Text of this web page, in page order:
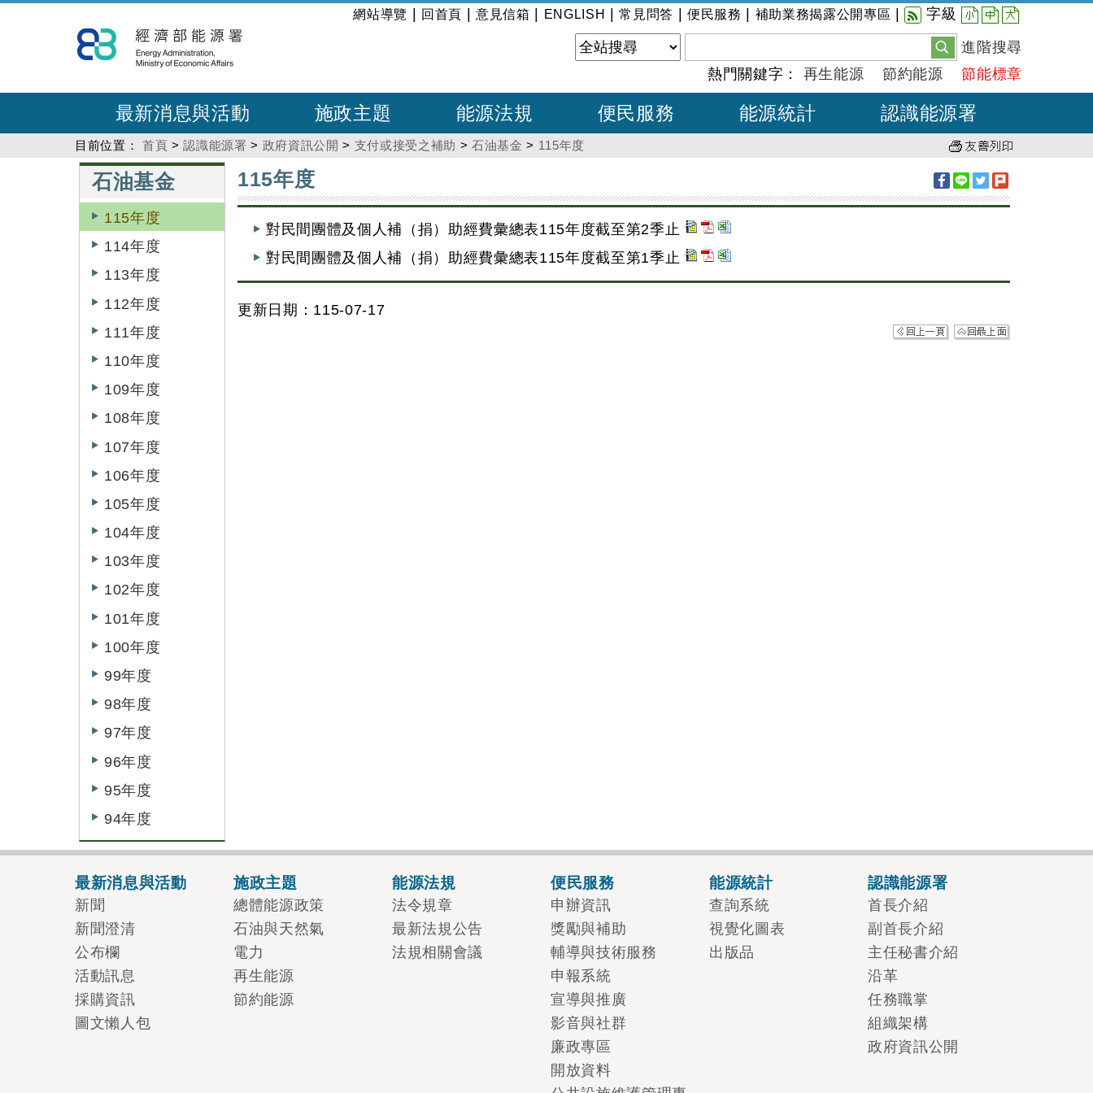
到
主
內
:::
網站導覽 回首頁 意見信箱 ENGLISH |常見問答 便民服務 補助業務揭露公開專區 字級 小 中 大
進階搜尋
熱門關鍵字： 再生能源 節約能源 節能標章
最新消息與活動 施政主題 能源法規 便民服務 能源統計 認識能源署
目前位置： 首頁 >認識能源署 > 政府資訊公開 > 支付或接受之補助 >石油基金 > 115年度
石油基金
115年度
114年度
113年度
112年度
111年度
110年度
109年度
108年度
107年度
106年度
105年度
104年度
103年度
102年度
101年度
100年度
99年度
98年度
97年度
96年度
95年度
94年度
115年度
對民間團體及個人補（捐）助經費彙總表115年度截至第2季止
對民間團體及個人補（捐）助經費彙總表115年度截至第1季止
更新日期：115-07-17
最新消息與活動
新聞
新聞澄清
公布欄
活動訊息
採購資訊
圖文懶人包
施政主題
總體能源政策
石油與天然氣
電力
再生能源
節約能源
能源法規
法令規章
最新法規公告
法規相關會議
便民服務
申辦資訊
獎勵與補助
輔導與技術服務
申報系統
宣導與推廣
影音與社群
廉政專區
開放資料
能源統計
查詢系統
視覺化圖表
出版品
認識能源署
首長介紹
副首長介紹
主任秘書介紹
沿革
任務職掌
組織架構
政府資訊公開